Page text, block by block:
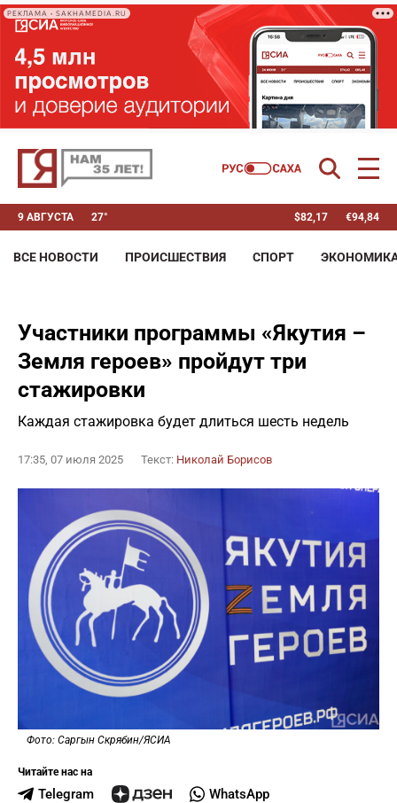
РЕКЛАМА • SAKHAMEDIA.RU
9 АВГУСТА 27° $82,17 €94,84
ВСЕ НОВОСТИ ПРОИСШЕСТВИЯ СПОРТ
Участники программы «Якутия –
Земля героев» пройдут три
стажировки
Каждая стажировка будет длиться шесть недель
17:35, 07 июля 2025 Текст: Николай Борисов
Фото: Саргын Скрябин/ЯСИА
Читайте нас на
Telegram WhatsApp